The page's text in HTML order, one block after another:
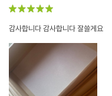
감사합니다 감사합니다 잘쓸게요